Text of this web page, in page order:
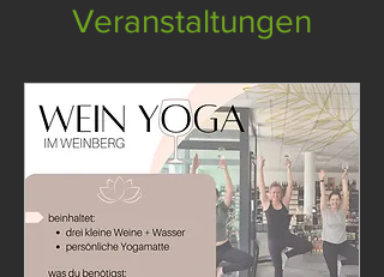
Veranstaltungen